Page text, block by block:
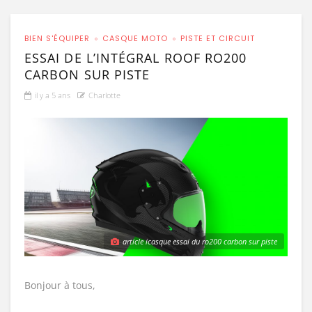
BIEN S'ÉQUIPER CASQUE MOTO PISTE ET CIRCUIT
ESSAI DE L’INTÉGRAL ROOF RO200
CARBON SUR PISTE
il y a 5 ans Charlotte
article icasque essai du ro200 carbon sur piste
Bonjour à tous,